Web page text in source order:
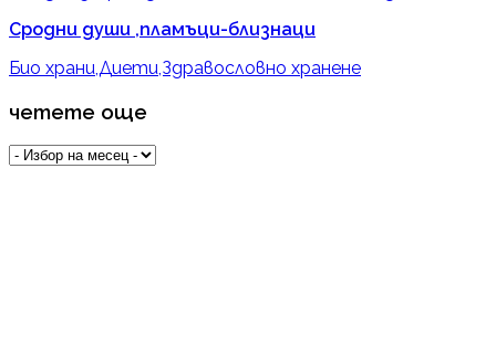
Сродни души ,пламъци-близнаци
Био храни,Диети,Здравословно хранене
четете още
четете